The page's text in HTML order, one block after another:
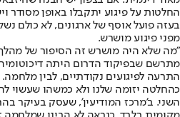
החלטות על פיגוע יתקבלו באופן מסודר
בעזה פועל אוסף של ארגונים, לא כולם
מפני פיגוע מושרש.
"מה שלא היה מושרש זה הסיפור של מהלך
מתרשם שבפיקוד הדרום היתה
התרעה לפיגועים נקודתיים, לבין
כהחלטה יזומה שלנו ולא כמשהו שעשוי
השני. ב'מרכז המודיעין', שעסק בעיקר